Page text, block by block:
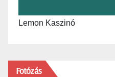
Lemon Kaszinó
Fotózás